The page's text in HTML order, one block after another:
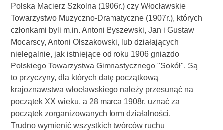
Polska Macierz Szkolna (1906r.) czy Włocławskie
Towarzystwo Muzyczno-Dramatyczne (1907r.), których
członkami byli m.in. Antoni Byszewski, Jan i Gustaw
Mocarscy, Antoni Olszakowski, lub działających
nielegalnie, jak istniejące od roku 1906 gniazdo
Polskiego Towarzystwa Gimnastycznego "Sokół". Są
to przyczyny, dla których datę początkową
krajoznawstwa włocławskiego należy przesunąć na
początek XX wieku, a 28 marca 1908r. uznać za
początek zorganizowanych form działalności.
Trudno wymienić wszystkich twórców ruchu